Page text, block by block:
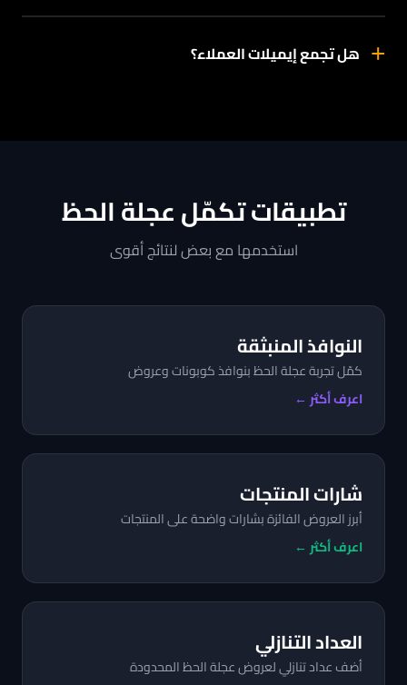
+ هل تجمع إيميلات العملاء؟
تطبيقات تكمّل عجلة الحظ
استخدمها مع بعض لنتائج أقوى
النوافذ المنبثقة
كمّل تجربة عجلة الحظ بنوافذ كوبونات وعروض
اعرف أكثر ←
شارات المنتجات
أبرز العروض الفائزة بشارات واضحة على المنتجات
اعرف أكثر ←
العداد التنازلي
أضف عداد تنازلي لعروض عجلة الحظ المحدودة